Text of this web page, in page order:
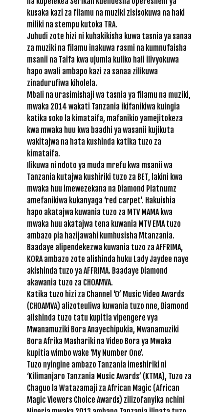
kusaka kazi za filamu na muziki zisisokuwa na haki
miliki na stempu kutoka TRA.
Juhudi zote hizi ni kuhakikisha kuwa tasnia ya sanaa
za muziki na filamu inakuwa rasmi na kumnufaisha
msanii na Taifa kwa ujumla kuliko hali ilivyokuwa
hapo awali ambapo kazi za sanaa zilikuwa
zinadurufiwa kiholela.
Mbali na urasimishaji wa tasnia ya filamu na muziki,
mwaka 2014 wakati Tanzania ikifanikiwa kuingia
katika soko la kimataifa, mafanikio yamejitokeza
kwa mwaka huu kwa baadhi ya wasanii kujikuta
wakitajwa na hata kushinda katika tuzo za
kimataifa.
Ilikuwa ni ndoto ya muda mrefu kwa msanii wa
Tanzania kutajwa kushiriki tuzo za BET, lakini kwa
mwaka huu imewezekana na Diamond Platnumz
amefanikiwa kukanyaga ‘red carpet’. Hakuishia
hapo akatajwa kuwania tuzo za MTV MAMA kwa
mwaka huu akatajwa tena kuwania MTV EMA tuzo
ambazo pia hazijawahi kumhusisha Mtanzania.
Baadaye alipendekezwa kuwania tuzo za AFFRIMA,
KORA ambazo zote alishinda huku Lady Jaydee naye
akishinda tuzo ya AFFRIMA. Baadaye Diamond
akawania tuzo za CHOAMVA.
Katika tuzo hizi za Channel ‘O’ Music Video Awards
(CHOAMVA) alizoteuliwa kuwania tuzo nne, Diamond
alishinda tuzo tatu kupitia vipengere vya
Mwanamuziki Bora Anayechipukia, Mwanamuziki
Bora Afrika Mashariki na Video Bora ya Mwaka
kupitia wimbo wake ‘My Number One’.
Tuzo nyingine ambazo Tanzania imeshiriki ni
‘Kilimanjaro Tanzania Music Awards’ (KTMA), Tuzo za
Chaguo la Watazamaji za African Magic (African
Magic Viewers Choice Awards) zilizofanyika nchini